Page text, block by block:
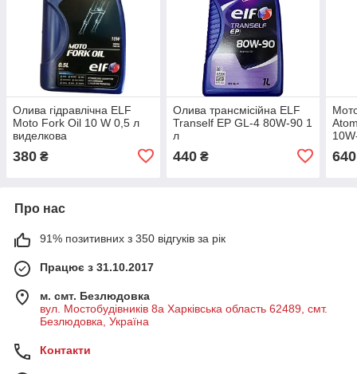
Олива гідравлічна ELF
Moto Fork Oil 10 W 0,5 л
виделкова
380 ₴
Олива трансмісійна ELF
Tranself EP GL-4 80W-90 1
л
440₴ 640
Про нас
91% позитивних з 350 відгуків за рік
Працює з 31.10.2017
м. смт. Безлюдовка
вул. Мостобудівників 8а Харківська область 62489, смт.
Безлюдовка, Україна
Контакти